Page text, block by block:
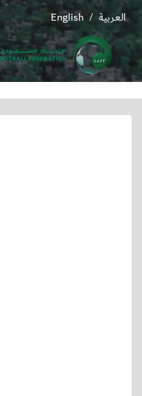
English / العربية